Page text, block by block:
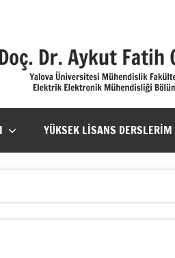
YÜKSEK LISANS DERSLERIM